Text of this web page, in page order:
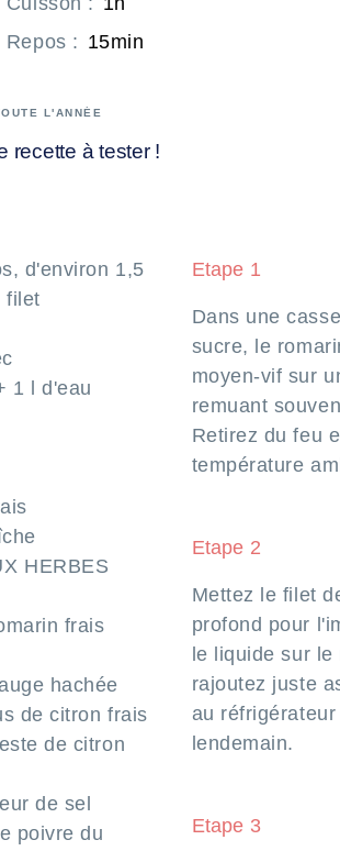
Repos : 15min
L'ANNÉE
recette à tester !
d'environ 1,5
filet
1 l d'eau
HERBES
frais
hachée
de citron frais
de citron
de sel
poivre du
Etape 1
Dans une
sucre, le
moyen-vif sur
remuant
Retirez du feu
température
Etape 2
Mettez le filet
profond pour
le liquide sur
rajoutez juste
au
lendemain.
Etape 3